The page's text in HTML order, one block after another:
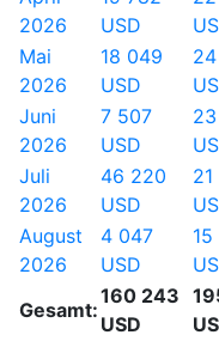
2026
USD
Mai
2026
18 049
USD
Juni
2026
7 507
USD
Juli
2026
46 220
USD
21
August
2026
4 047
USD
Gesamt:
160 243
USD